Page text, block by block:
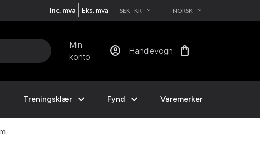
Inc. mva Eks. mva SEK - KR EXPAND_MORE NORSK EXPAND_MORE
Min
konto
account_circle Handlevogn shopping_bag
Treningsklær expand_more Fynd expand_more Varemerker